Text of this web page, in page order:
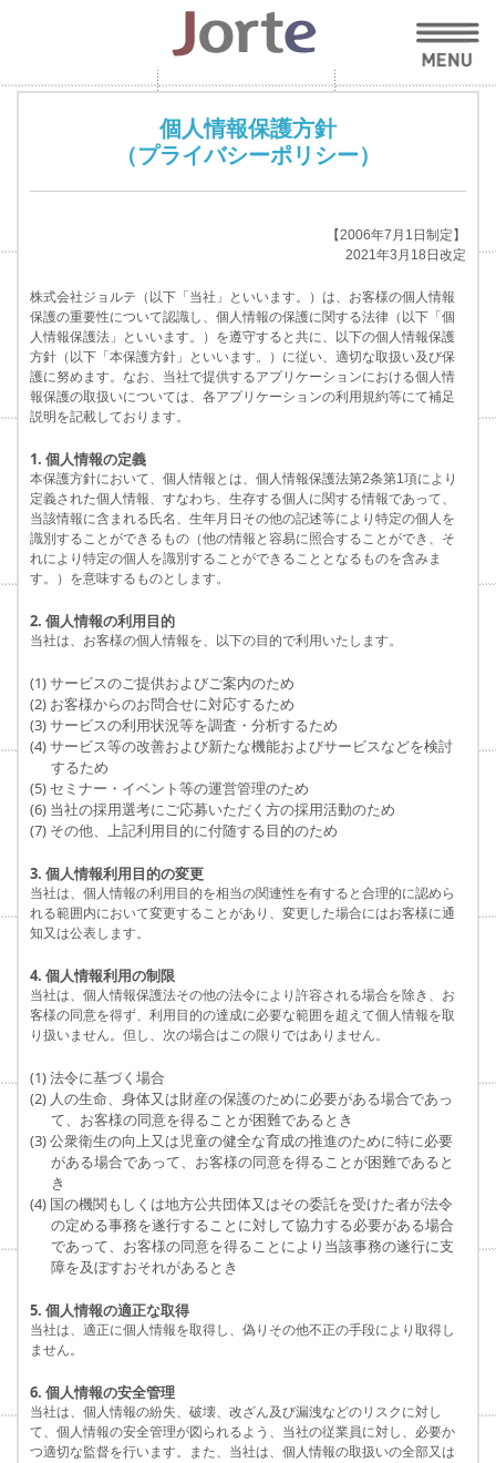
個人情報保護方針
（プライバシーポリシー）
【2006年7月1日制定】
2021年3月18日改定
株式会社ジョルテ（以下「当社」といいます。）は、お客様の個人情報
保護の重要性について認識し、個人情報の保護に関する法律（以下「個
人情報保護法」といいます。）を遵守すると共に、以下の個人情報保護
方針（以下「本保護方針」といいます。）に従い、適切な取扱い及び保
護に努めます。なお、当社で提供するアプリケーションにおける個人情
報保護の取扱いについては、各アプリケーションの利用規約等にて補足
説明を記載しております。
1. 個人情報の定義
本保護方針において、個人情報とは、個人情報保護法第2条第1項により
定義された個人情報、すなわち、生存する個人に関する情報であって、
当該情報に含まれる氏名、生年月日その他の記述等により特定の個人を
識別することができるもの（他の情報と容易に照合することができ、そ
れにより特定の個人を識別することができることとなるものを含みま
す。）を意味するものとします。
2. 個人情報の利用目的
当社は、お客様の個人情報を、以下の目的で利用いたします。
(1) サービスのご提供およびご案内のため
(2) お客様からのお問合せに対応するため
(3) サービスの利用状況等を調査・分析するため
(4) サービス等の改善および新たな機能およびサービスなどを検討
するため
(5) セミナー・イベント等の運営管理のため
(6) 当社の採用選考にご応募いただく方の採用活動のため
(7) その他、上記利用目的に付随する目的のため
3. 個人情報利用目的の変更
当社は、個人情報の利用目的を相当の関連性を有すると合理的に認めら
れる範囲内において変更することがあり、変更した場合にはお客様に通
知又は公表します。
4. 個人情報利用の制限
当社は、個人情報保護法その他の法令により許容される場合を除き、お
客様の同意を得ず、利用目的の達成に必要な範囲を超えて個人情報を取
り扱いません。但し、次の場合はこの限りではありません。
(1) 法令に基づく場合
(2) 人の生命、身体又は財産の保護のために必要がある場合であっ
て、お客様の同意を得ることが困難であるとき
(3) 公衆衛生の向上又は児童の健全な育成の推進のために特に必要
がある場合であって、お客様の同意を得ることが困難であると
き
(4) 国の機関もしくは地方公共団体又はその委託を受けた者が法令
の定める事務を遂行することに対して協力する必要がある場合
であって、お客様の同意を得ることにより当該事務の遂行に支
障を及ぼすおそれがあるとき
5. 個人情報の適正な取得
当社は、適正に個人情報を取得し、偽りその他不正の手段により取得し
ません。
6. 個人情報の安全管理
当社は、個人情報の紛失、破壊、改ざん及び漏洩などのリスクに対し
て、個人情報の安全管理が図られるよう、当社の従業員に対し、必要か
つ適切な監督を行います。また、当社は、個人情報の取扱いの全部又は